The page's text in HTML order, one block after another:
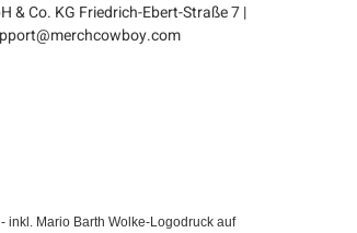
& Co. KG Friedrich-Ebert-Straße 7 |
- inkl. Mario Barth Wolke-Logodruck auf